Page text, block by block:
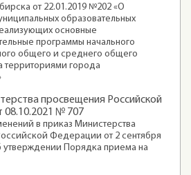
от 22.01.2019 №202 «О
образовательных
основные
программы начального
общего и среднего общего
территориями города
просвещения Российской
№ 707
в приказ Министерства
Федерации от 2 сентября
утверждении Порядка приема на